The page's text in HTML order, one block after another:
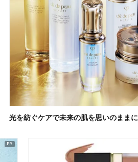
光を紡ぐケアで未来の肌を思いのままに